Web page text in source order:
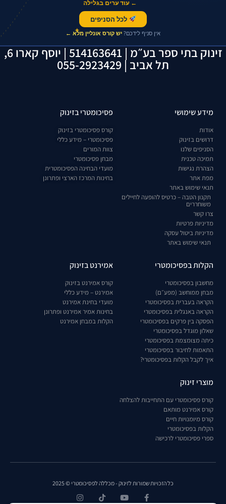
✦
← עוד ערים בגלילה
לכל הסניפים
אין סניף לידכם? יש קורס אונליין מלא ←
זינוק בתי ספר בע״מ | 514163641 | יוסף קארו 6,
תל אביב | 055-2923429
מידע שימושי
אודות
דרושים בזינוק
הסניפים שלנו
תמיכה טכנית
הצהרת נגישות
מפת אתר
תנאי שימוש באתר
תקנון הטבה – כרטיס להופעה לחיילים
משוחררים
צרו קשר
מדיניות פרטיות
מדיניות ביטול עסקה
תנאי שימוש באתר
פסיכומטרי בזינוק
קורס פסיכומטרי בזינוק
פסיכומטרי – מידע כללי
צוות המורים
מבחן פסיכומטרי
מועדי הבחינה הפסיכומטרית
בחינות המרכז הארצי ופתרונן
הקלות בפסיכומטרי
מחשבון בפסיכומטרי
מבחן ממוחשב (מפע״ם)
הקראה בעברית בפסיכומטרי
הקראה באנגלית בפסיכומטרי
הפסקה בין פרקים בפסיכומטרי
שאלון מוגדל בפסיכומטרי
כיתה מצומצמת בפסיכומטרי
התאמות לחיבור בפסיכומטרי
איך לקבל הקלות בפסיכומטרי?
אמירנט בזינוק
קורס אמירנט בזינוק
אמירנט – מידע כללי
מועדי בחינת אמירנט
בחינות אמיר אמירנט ופתרונן
הקלות במבחן אמירנט
מוצרי זינוק
קורס פסיכומטרי עם התחייבות להצלחה
קורס אמירנט מותאם
קורס מיומנויות חיים
הקלות בפסיכומטרי
ספרי פסיכומטרי לרכישה
כל הזכויות שמורות לזינוק - מכללה לפסיכומטרי © 2025